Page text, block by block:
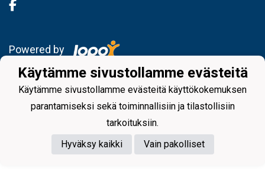
Powered by
Käytämme sivustollamme evästeitä
Käytämme sivustollamme evästeitä käyttökokemuksen
parantamiseksi sekä toiminnallisiin ja tilastollisiin
tarkoituksiin.
Hyväksy kaikki
Vain pakolliset